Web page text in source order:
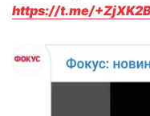
https://t.me/